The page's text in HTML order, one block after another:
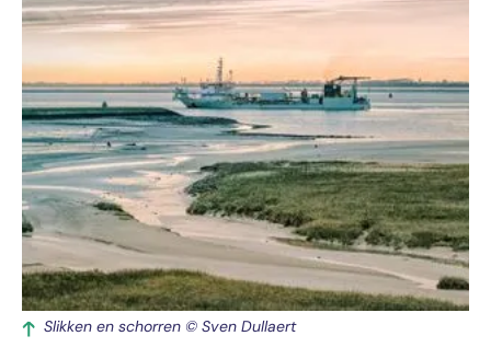
Slikken en schorren © Sven Dullaert